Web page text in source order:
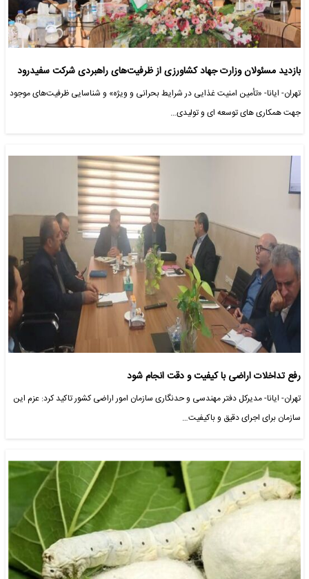
بازدید مسئولان وزارت جهاد کشاورزی از ظرفیت‌های راهبردی شرکت سفیدرود
تهران- ایانا- «تأمین امنیت غذایی در شرایط بحرانی و ویژه» و شناسایی ظرفیت‌های موجود
جهت همکاری های توسعه ای و تولیدی…
رفع تداخلات اراضی با کیفیت و دقت انجام شود
تهران- ایانا- مدیرکل دفتر مهندسی و حدنگاری سازمان امور اراضی کشور تاکید کرد: عزم این
سازمان برای اجرای دقیق و باکیفیت…